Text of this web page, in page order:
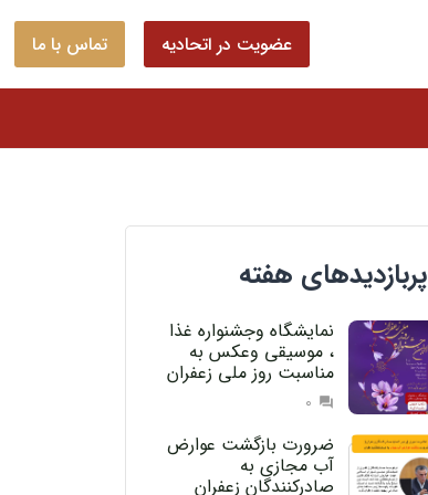
عضویت در اتحادیه تماس با ما
پربازدیدهای هفته
نمایشگاه وجشنواره غذا
، موسیقی وعکس به
مناسبت روز ملی زعفران
question_answer
0
ضرورت بازگشت عوارض
آب مجازی به
صادرکنندگان زعفران